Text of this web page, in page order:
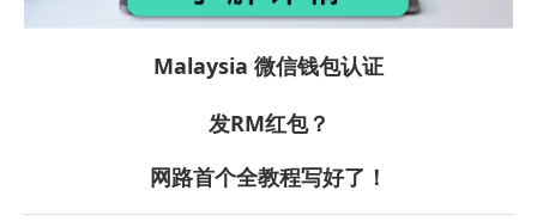
Malaysia 微信钱包认证
发RM红包？
网路首个全教程写好了！